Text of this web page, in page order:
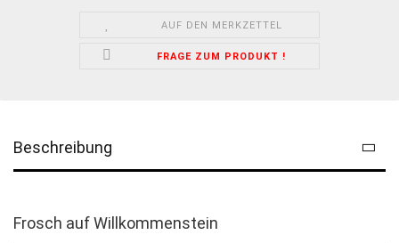
AUF DEN MERKZETTEL
FRAGE ZUM PRODUKT !
Beschreibung
Frosch auf Willkommenstein